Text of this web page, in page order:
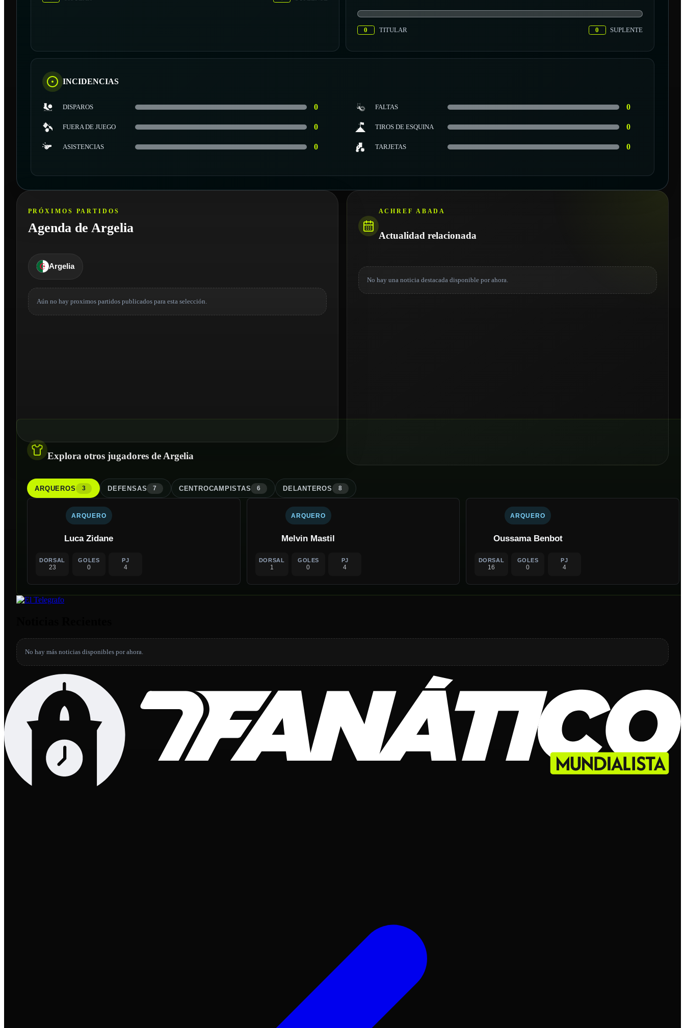
0 TITULAR 0 SUPLENTE
INCIDENCIAS
DISPAROS 0 FALTAS 0
FUERA DE JUEGO 0 TIROS DE ESQUINA 0
ASISTENCIAS 0 TARJETAS 0
PRÓXIMOS PARTIDOS
Agenda de Argelia
Argelia
Aún no hay proximos partidos publicados para esta selección.
ACHREF ABADA
Actualidad relacionada
No hay una noticia destacada disponible por ahora.
Explora otros jugadores de Argelia
ARQUEROS 3 DEFENSAS 7 CENTROCAMPISTAS 6 DELANTEROS 8
ARQUERO
Luca Zidane
DORSAL
23
GOLES
0
PJ
4
ARQUERO
Melvin Mastil
DORSAL
1
GOLES
0
PJ
4
ARQUERO
Oussama Benbot
DORSAL
16
GOLES
0
PJ
4
No hay más noticias disponibles por ahora.